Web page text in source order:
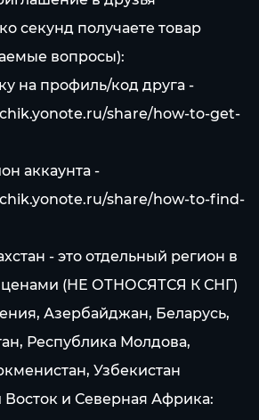
секунд получаете товар
вопросы):
на профиль/код друга -
share/how-to-get-
аккаунта -
share/how-to-find-
- это отдельный регион в
ценами (НЕ ОТНОСЯТСЯ К СНГ)
Азербайджан, Беларусь,
Республика Молдова,
Узбекистан
и Северная Африка: